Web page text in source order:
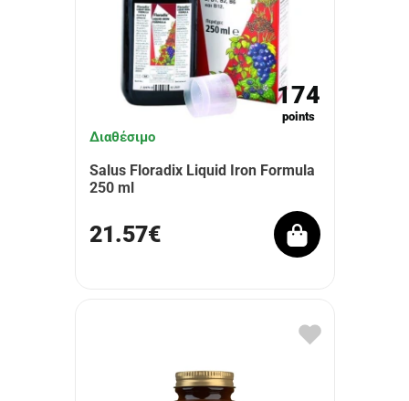
174
points
Διαθέσιμο
Salus Floradix Liquid Iron Formula
250 ml
21.57€